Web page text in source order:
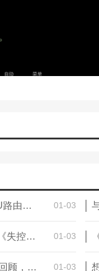
博通旗舰芯片加持！华硕RT-BE88U路由器，家庭网络进阶之选 01-03
SOC赛道还有高手？Rust正版授权《失控进化》攻略——9.26双端登岛测试 01-03
PUBG PCL2025秋季赛常规赛精彩回顾，16支战队集结争夺总冠军 01-03